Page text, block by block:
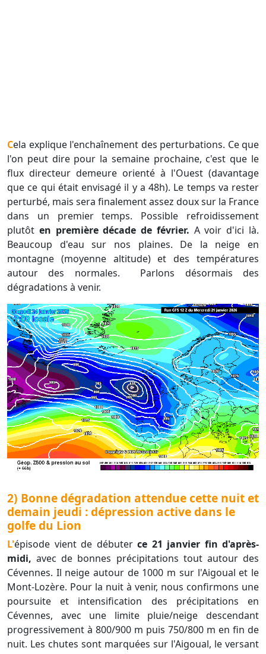
Cela explique l'enchaînement des perturbations. Ce que
l'on peut dire pour la semaine prochaine, c'est que le
flux directeur demeure orienté à l'Ouest (davantage
que ce qui était envisagé il y a 48h). Le temps va rester
perturbé, mais sera finalement assez doux sur la France
dans un premier temps. Possible refroidissement
plutôt en première décade de février. A voir d'ici là.
Beaucoup d'eau sur nos plaines. De la neige en
montagne (moyenne altitude) et des températures
autour des normales. Parlons désormais des
dégradations à venir.
2) Bonne dégradation attendue cette nuit et
demain jeudi : dépression active dans le
golfe du Lion
L'épisode vient de débuter ce 21 janvier fin d'après-
midi, avec de bonnes précipitations tout autour des
Cévennes. Il neige autour de 1000 m sur l'Aigoual et le
Mont-Lozère. Pour la nuit à venir, nous confirmons une
poursuite et intensification des précipitations en
Cévennes, avec une limite pluie/neige descendant
progressivement à 800/900 m puis 750/800 m en fin de
nuit. Les chutes sont marquées sur l'Aigoual, le versant